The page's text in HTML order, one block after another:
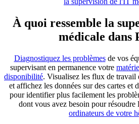
À quoi ressemble la
médicale dans
Diagnostiquez les problèmesde vos
supervisant en permanence votre
disponibilité. Visualisez les flux de travail
et affichez les données sur des cartes et
pour identifier plus facilement les
dont vous avez besoin pour résoudre
ordinateurs de votre